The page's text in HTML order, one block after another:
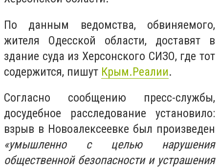
По данным ведомства, обвиняемого,
жителя Одесской области, доставят в
здание суда из Херсонского СИЗО, где тот
содержится, пишут Крым.Реалии.
Согласно сообщению пресс-службы,
досудебное расследование установило:
взрыв в Новоалексеевке был произведен
«умышленно с целью нарушения
общественной безопасности и устрашения